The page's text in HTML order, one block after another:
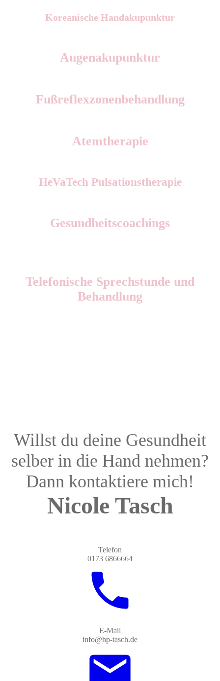
Koreanische Handakupunktur
Augenakupunktur
Fußreflexzonenbehandlung
Atemtherapie
HeVaTech Pulsationstherapie
Gesundheitscoachings
Telefonische Sprechstunde und
Behandlung
Willst du deine Gesundheit
selber in die Hand nehmen?
Dann kontaktiere mich!
Nicole Tasch
Telefon
0173 6866664
E-Mail
info@hp-tasch.de